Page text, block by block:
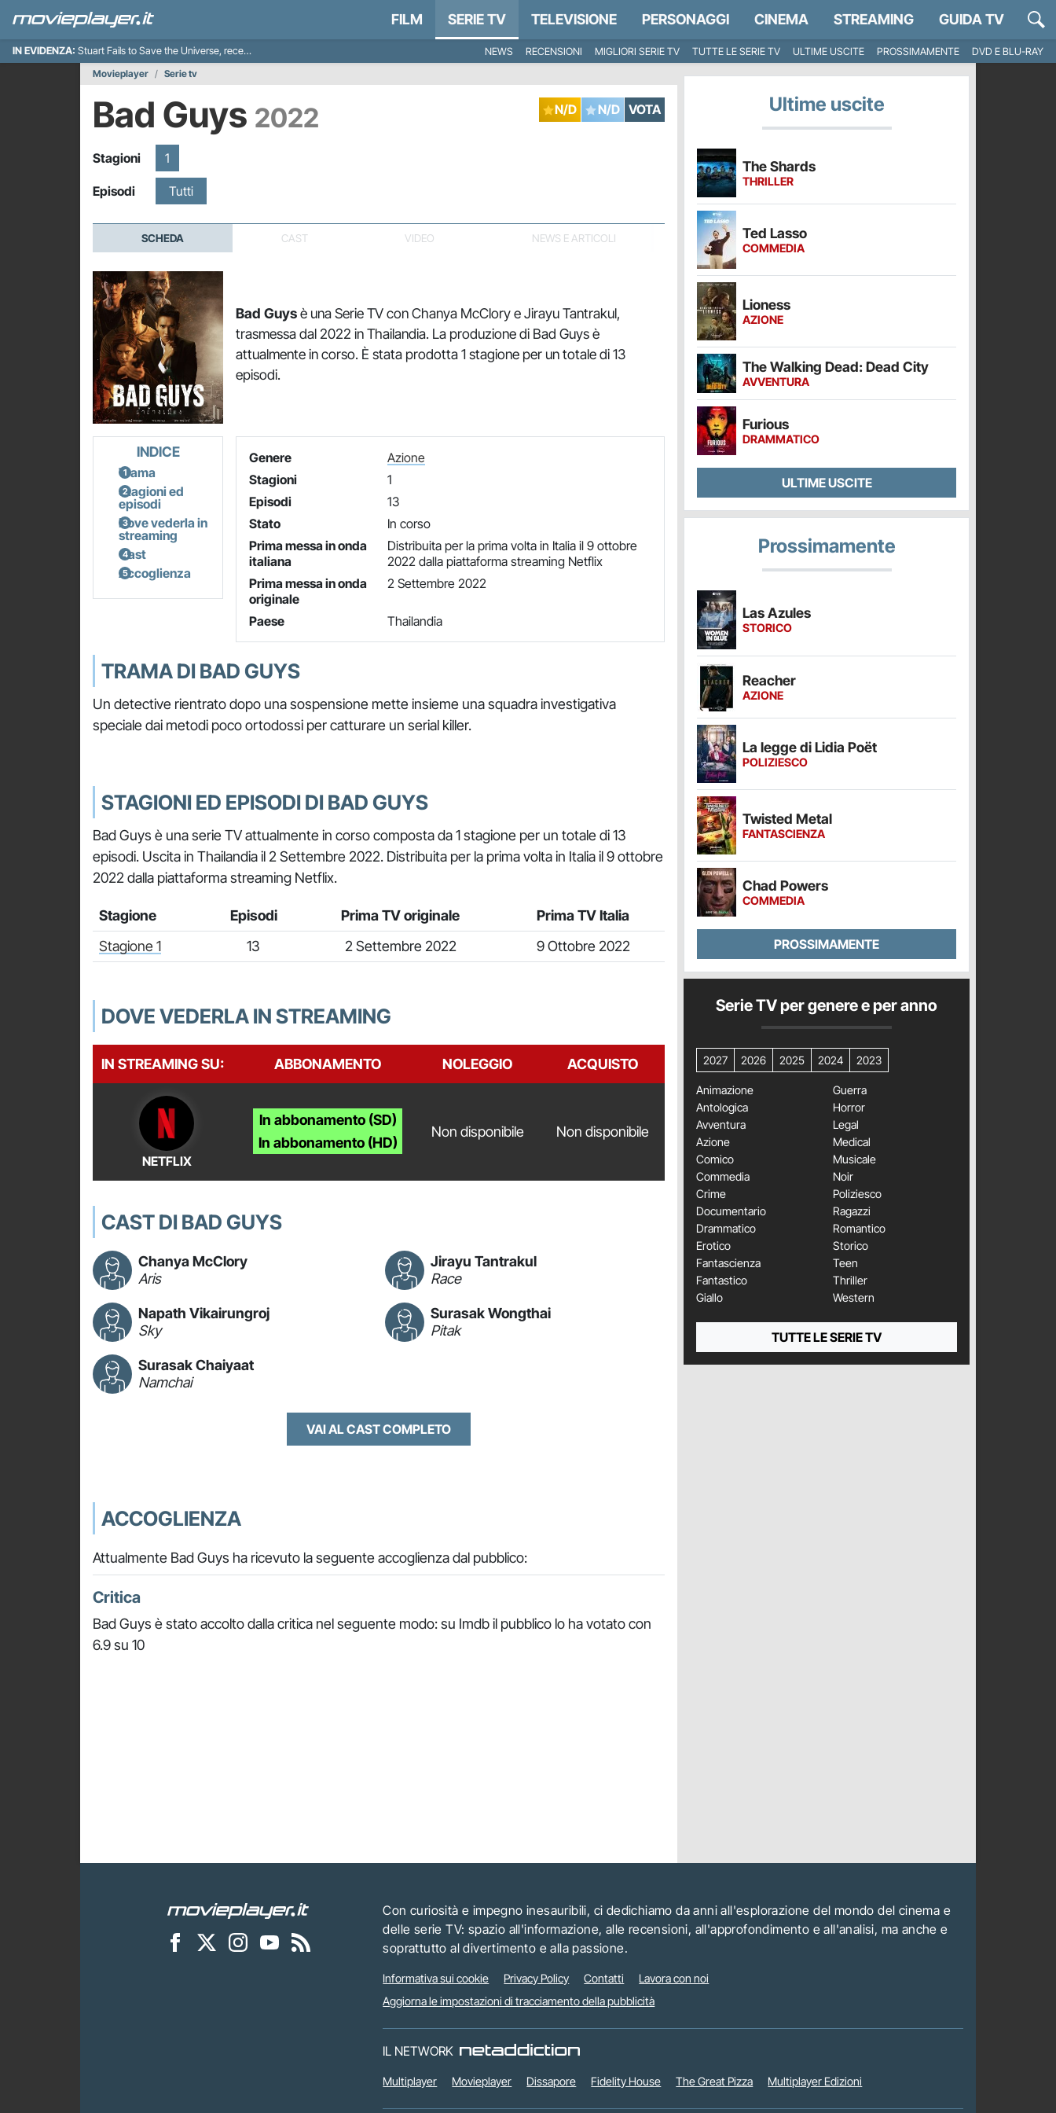
FILM SERIE TV TELEVISIONE PERSONAGGI CINEMA STREAMING GUIDA TV
IN EVIDENZA: Stuart Fails to Save the Universe, recensione NEWS RECENSIONI MIGLIORI SERIE TV TUTTE LE SERIE TV ULTIME USCITE PROSSIMAMENTE
DVD E BLU-RAY
Movieplayer
Serie tv
Bad Guys 2022 N/D N/D VOTA
Stagioni 1
Episodi Tutti
SCHEDA CAST VIDEO NEWS E ARTICOLI
Bad Guysè una Serie TV con Chanya McClory e Jirayu Tantrakul,
trasmessa dal 2022 in Thailandia. La produzione di Bad Guys è
attualmente in corso. È stata prodotta 1 stagione per un totale di 13
episodi.
INDICE
Trama
Stagioni ed
episodi
Dove vederla in
streaming
Cast
Accoglienza
Genere
Azione
Stagioni
1
Episodi
13
Stato
In corso
Prima messa in onda
italiana
Distribuita per la prima volta in Italia il 9 ottobre
2022 dalla piattaforma streaming Netflix
Prima messa in onda
originale
2 Settembre 2022
Paese Thailandia
TRAMA DI BAD GUYS
Un detective rientrato dopo una sospensione mette insieme una squadra investigativa
speciale dai metodi poco ortodossi per catturare un serial killer.
STAGIONI ED EPISODI DI BAD GUYS
Bad Guys è una serie TV attualmente in corso composta da 1 stagione per un totale di 13
episodi. Uscita in Thailandia il 2 Settembre 2022. Distribuita per la prima volta in Italia il 9 ottobre
2022 dalla piattaforma streaming Netflix.
Stagione Episodi Prima TV originale
Prima TV Italia
Stagione 1
13 2 Settembre 2022 9 Ottobre 2022
DOVE VEDERLA IN STREAMING
IN STREAMING SU: ABBONAMENTO NOLEGGIO ACQUISTO
NETFLIX
In abbonamento (SD)
In abbonamento (HD)
Non disponibile Non disponibile
CAST DI BAD GUYS
Chanya McClory
Aris
Jirayu Tantrakul
Race
Napath Vikairungroj
Sky
Surasak Wongthai
Pitak
Surasak Chaiyaat
Namchai
VAI AL CAST COMPLETO
ACCOGLIENZA
Attualmente Bad Guys ha ricevuto la seguente accoglienza dal pubblico:
Critica
Bad Guys è stato accolto dalla critica nel seguente modo: su Imdb il pubblico lo ha votato con
6.9 su 10
Ultime uscite
The Shards
THRILLER
Ted Lasso
COMMEDIA
Lioness
AZIONE
The Walking Dead: Dead City
AVVENTURA
Furious
DRAMMATICO
ULTIME USCITE
Prossimamente
Las Azules
STORICO
Reacher
AZIONE
La legge di Lidia Poët
POLIZIESCO
Twisted Metal
FANTASCIENZA
Chad Powers
COMMEDIA
PROSSIMAMENTE
Serie TV per genere e per anno
2027 2026 2025 2024 2023
Animazione
Antologica
Avventura
Azione
Comico
Commedia
Crime
Documentario
Drammatico
Erotico
Fantascienza
Fantastico
Giallo
Guerra
Horror
Legal
Medical
Musicale
Noir
Poliziesco
Ragazzi
Romantico
Storico
Teen
Thriller
Western
TUTTE LE SERIE TV
Con curiosità e impegno inesauribili, ci dedichiamo da anni all'esplorazione del mondo del cinema e
delle serie TV: spazio all'informazione, alle recensioni, all'approfondimento e all'analisi, ma anche e
soprattutto al divertimento e alla passione.
Informativa sui cookie Privacy Policy Contatti
Lavora con noi
Aggiorna le impostazioni di tracciamento della pubblicità
IL NETWORK
Multiplayer Movieplayer Dissapore Fidelity House The Great Pizza Multiplayer Edizioni